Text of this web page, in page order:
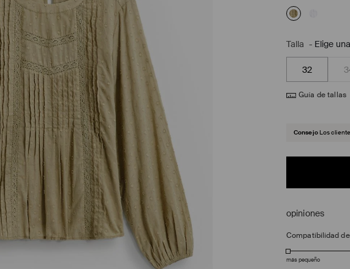
Talla - Elige
32
Guía de tallas
Consejo Los
opiniones
Compatibilidad
más pequeño